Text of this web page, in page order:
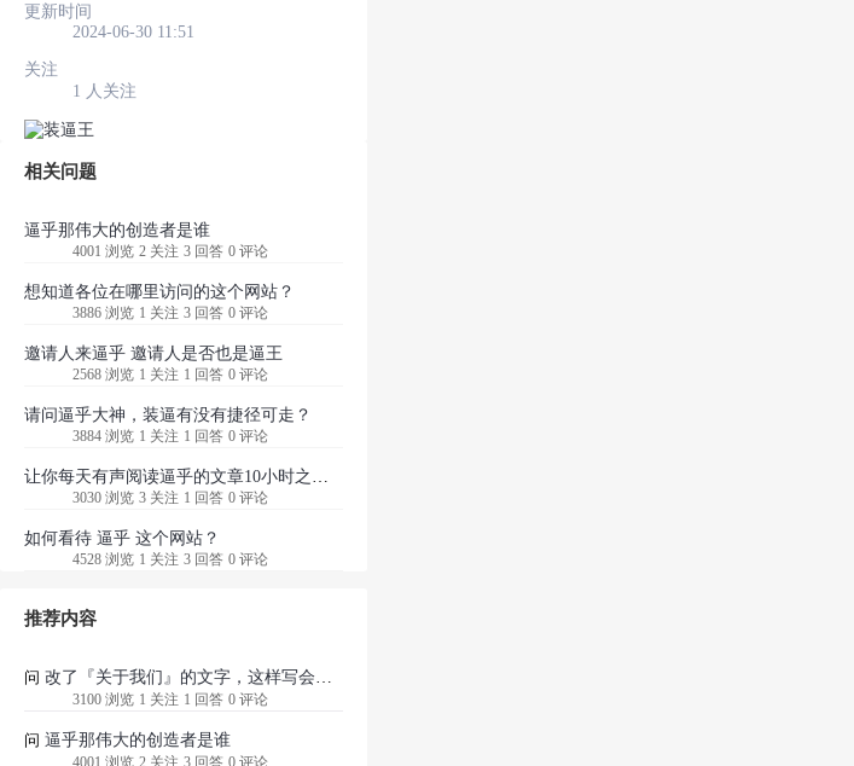
更新时间
2024-06-30 11:51
关注
1 人关注
相关问题
逼乎那伟大的创造者是谁
4001 浏览 2 关注 3 回答 0 评论
想知道各位在哪里访问的这个网站？
3886 浏览 1 关注 3 回答 0 评论
邀请人来逼乎 邀请人是否也是逼王
2568 浏览 1 关注 1 回答 0 评论
请问逼乎大神，装逼有没有捷径可走？
3884 浏览 1 关注 1 回答 0 评论
3030 浏览 3 关注 1 回答 0 评论
如何看待 逼乎 这个网站？
4528 浏览 1 关注 3 回答 0 评论
推荐内容
问 改了『关于我们』的文字，这样写会不会失了逼格？
3100 浏览 1 关注 1 回答 0 评论
问 逼乎那伟大的创造者是谁
4001 浏览 2 关注 3 回答 0 评论